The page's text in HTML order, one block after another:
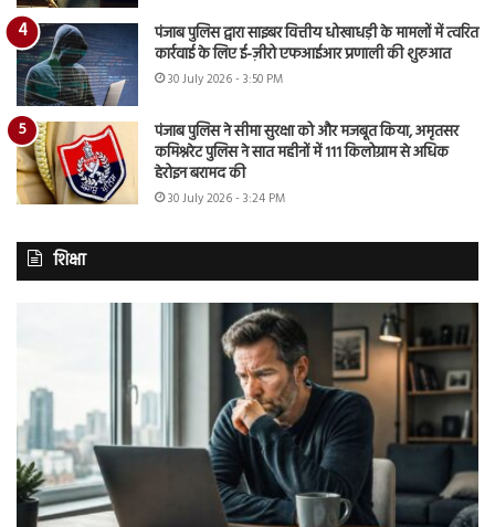
पंजाब पुलिस द्वारा साइबर वित्तीय धोखाधड़ी के मामलों में त्वरित
कार्रवाई के लिए ई-ज़ीरो एफआईआर प्रणाली की शुरुआत
30 July 2026 - 3:50 PM
पंजाब पुलिस ने सीमा सुरक्षा को और मजबूत किया, अमृतसर
कमिश्नरेट पुलिस ने सात महीनों में 111 किलोग्राम से अधिक
हेरोइन बरामद की
30 July 2026 - 3:24 PM
शिक्षा